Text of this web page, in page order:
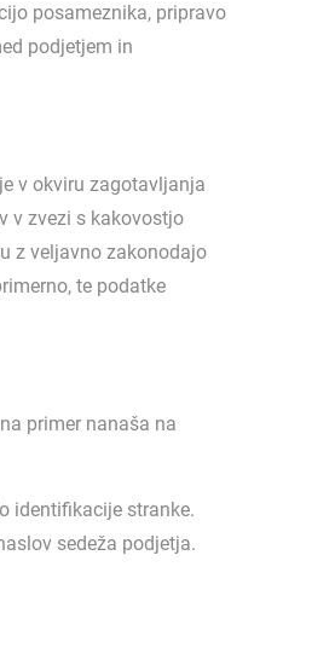
posameznika, pripravo
podjetjem in
v okviru zagotavljanja
v zvezi s kakovostjo
z veljavno zakonodajo
te podatke
primer nanaša na
identifikacije stranke.
sedeža podjetja.